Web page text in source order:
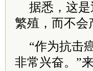
据悉，这
繁殖，而不会
“作为抗击
非常兴奋。”